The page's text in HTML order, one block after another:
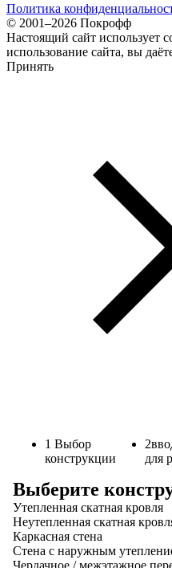
Политика
© 2001–2026 Покрофф
Настоящий сайт использует
использование сайта, вы
Принять